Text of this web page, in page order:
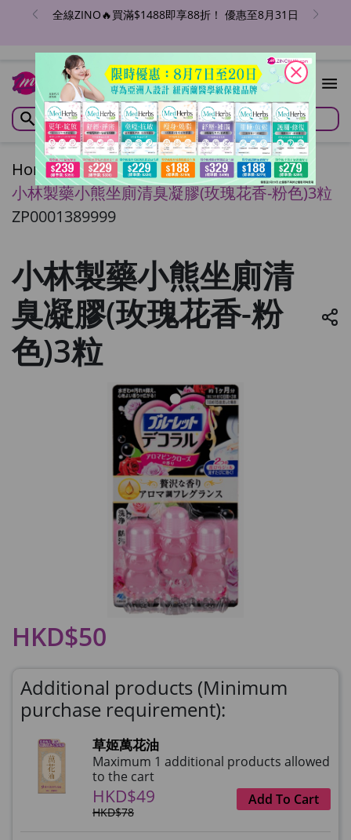
全線ZINO🔥買滿$1488即享88折！ 優惠至8月31日
Home/
小林製藥小熊坐廁清臭凝膠(玫瑰花香-粉色)3粒
ZP0001389999
小林製藥小熊坐廁清
臭凝膠(玫瑰花香-粉
色)3粒
HKD$50
Additional products (Minimum
purchase requirement):
草姬萬花油
Maximum 1 additional products allowed
to the cart
HKD$49
HKD$78
Add To Cart
close